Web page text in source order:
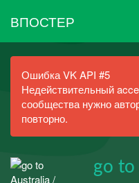
ВПОСТЕР
Ошибка VK API #5
Недействительный
сообщества нужно
повторно.
go to